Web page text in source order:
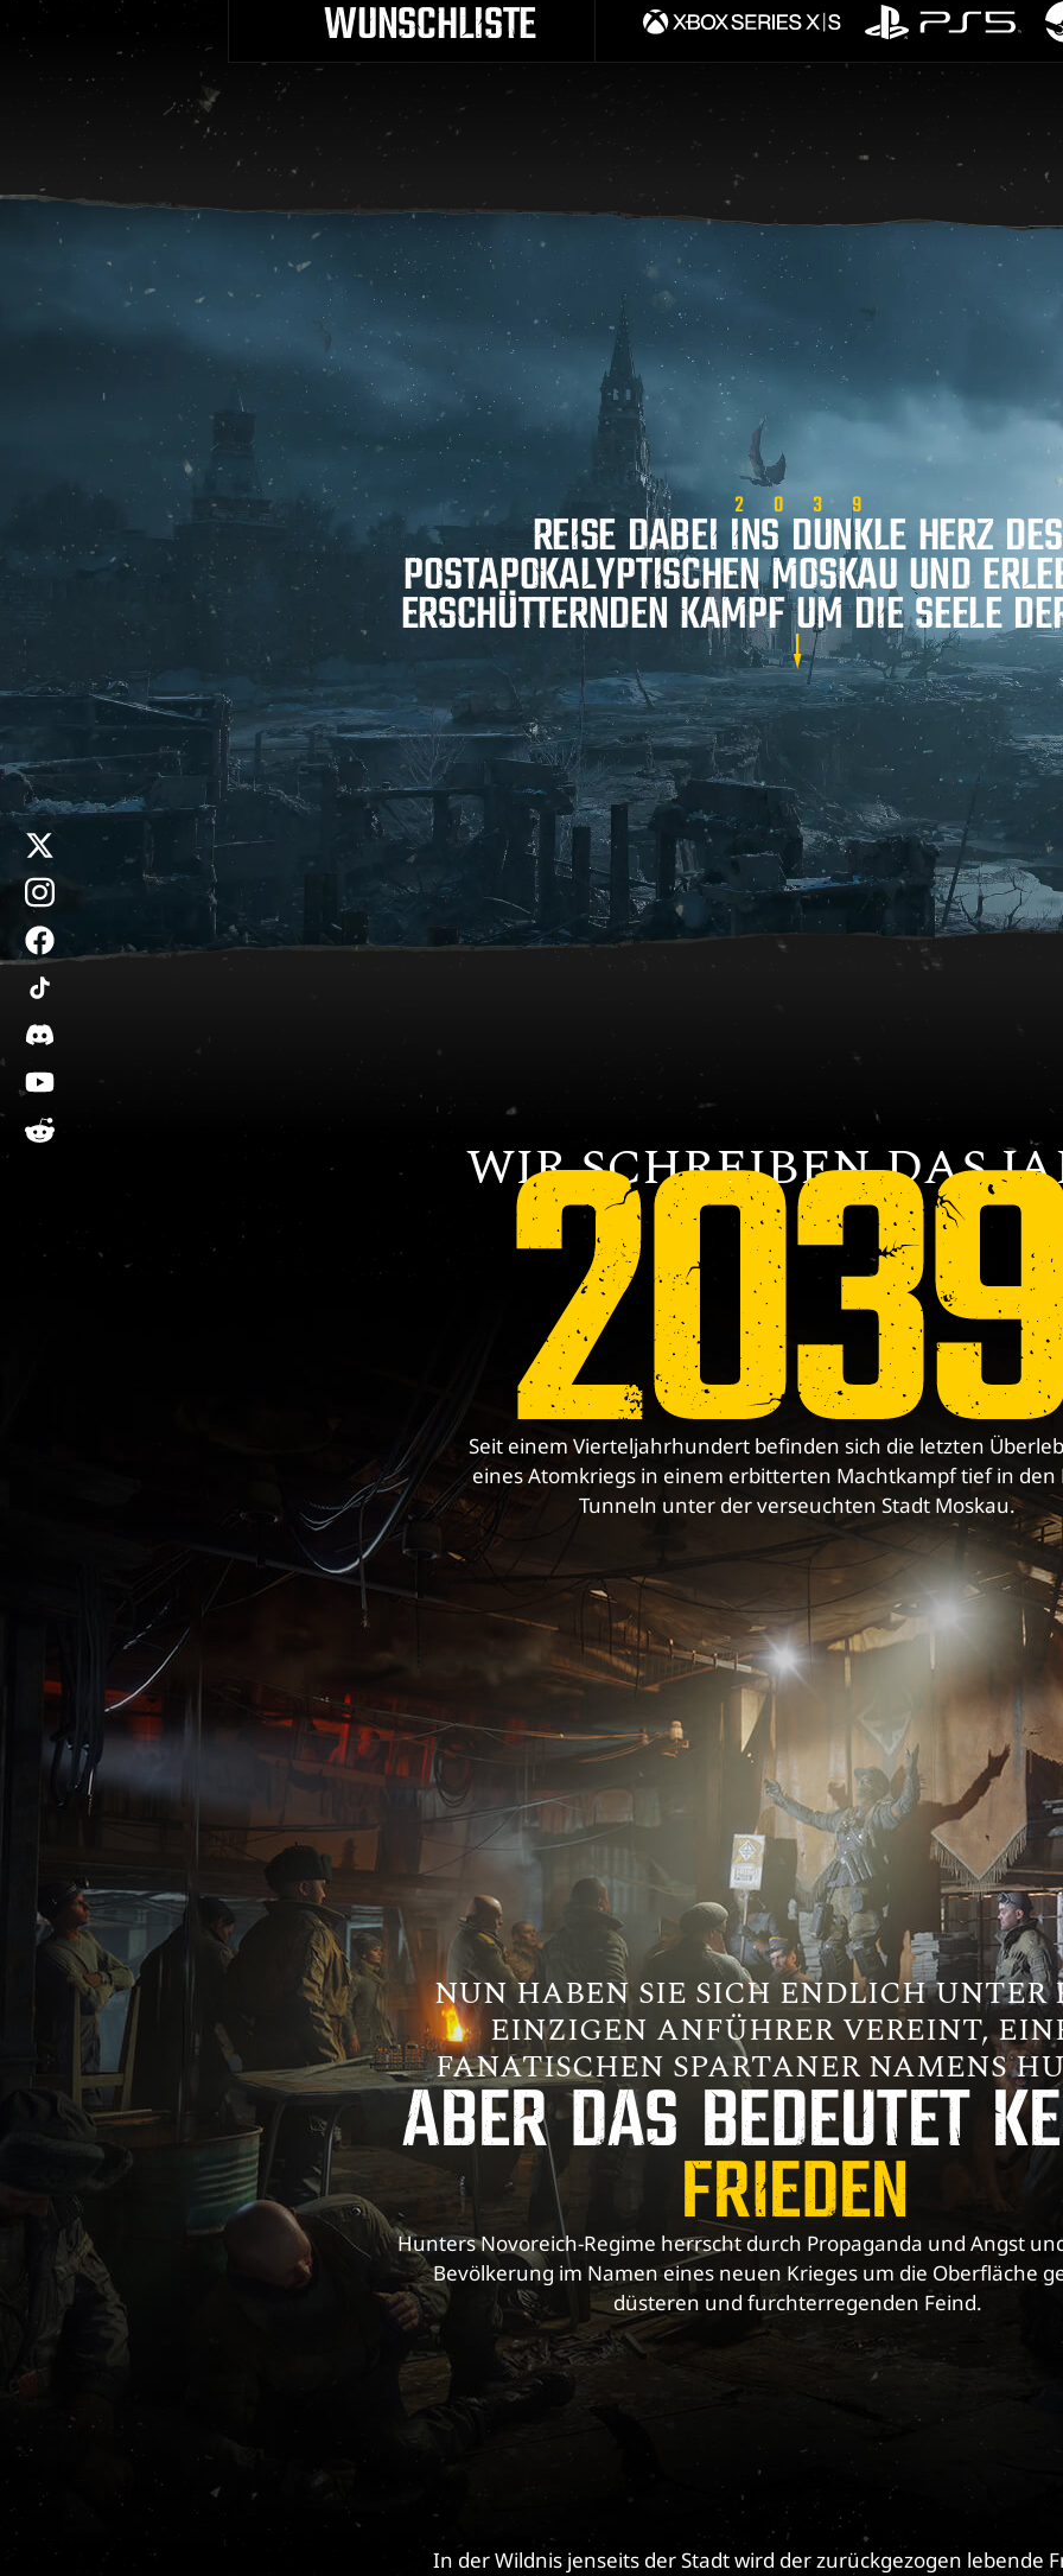
x
instagram
facebook
tiktok
discord
youtube
reddit
WUNSCHLISTE
2039
REISE DABEI INS DUNKLE HERZ DES
POSTAPOKALYPTISCHEN MOSKAU UND
ERSCHÜTTERNDEN KAMPF UM DIE SEELE
WIR SCHREIBEN DAS
2039
Seit einem Vierteljahrhundert befinden sich die letzten
eines Atomkriegs in einem erbitterten Machtkampf tief in den
Tunneln unter der verseuchten Stadt Moskau.
NUN HABEN SIE SICH ENDLICH UNTER
EINZIGEN ANFÜHRER VEREINT,
FANATISCHEN SPARTANER NAMENS
ABER DAS BEDEUTET
FRIEDEN
Hunters Novoreich-Regime herrscht durch Propaganda und Angst
Bevölkerung im Namen eines neuen Krieges um die Oberfläche
düsteren und furchterregenden Feind.
In der Wildnis jenseits der Stadt wird der zurückgezogen lebende
Um das Video anzusehen, akzeptieren Sie bitte die vom Videodienst